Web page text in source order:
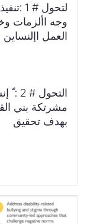
وجه األزمات
العمل
مشرتكة بني
بهدف تحقيق